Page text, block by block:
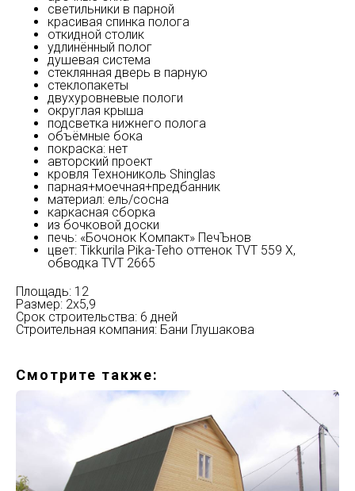
светильники в парной
красивая спинка полога
откидной столик
удлинённый полог
душевая система
стеклянная дверь в парную
стеклопакеты
двухуровневые пологи
округлая крыша
подсветка нижнего полога
объёмные бока
покраска: нет
авторский проект
кровля Технониколь Shinglas
парная+моечная+предбанник
материал: ель/сосна
каркасная сборка
из бочковой доски
печь: «Бочонок Компакт» ПечЪнов
цвет: Tikkurila Pika-Teho оттенок TVT 559 X,
обводка TVT 2665
Площадь: 12
Размер: 2х5,9
Срок строительства: 6 дней
Строительная компания: Бани Глушакова
Смотрите также: